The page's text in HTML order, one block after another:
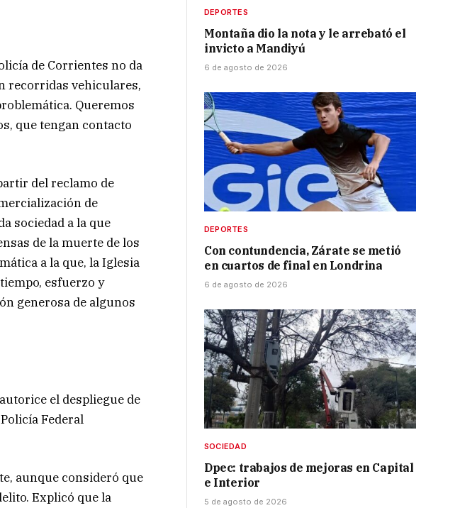
de Corrientes no da
recorridas vehiculares,
Queremos
que tengan contacto
del reclamo de
de
sociedad a la que
de la muerte de los
a la que, la Iglesia
esfuerzo y
generosa de algunos
el despliegue de
Federal
aunque consideró que
Explicó que la
DEPORTES
Montaña dio la nota y le arrebató el
invicto a Mandiyú
6 de agosto de 2026
DEPORTES
Con contundencia, Zárate se metió
en cuartos de final en Londrina
6 de agosto de 2026
SOCIEDAD
Dpec: trabajos de mejoras en Capital
e Interior
5 de agosto de 2026